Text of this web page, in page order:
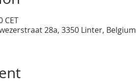
CET
28a, 3350 Linter, Belgium